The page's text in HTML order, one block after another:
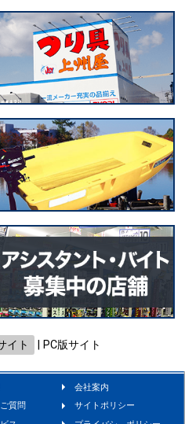
イト PC版サイト
会社案内
質問
サイトポリシー